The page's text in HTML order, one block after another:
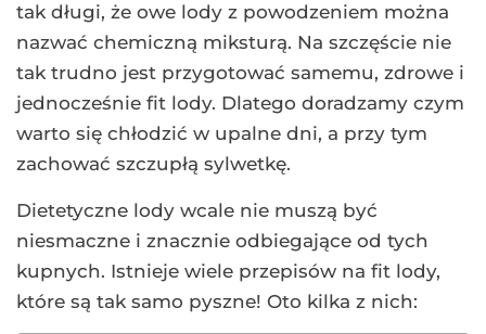
tak długi, że owe lody z powodzeniem można
nazwać chemiczną miksturą. Na szczęście nie
tak trudno jest przygotować samemu, zdrowe i
jednocześnie fit lody. Dlatego doradzamy czym
warto się chłodzić w upalne dni, a przy tym
zachować szczupłą sylwetkę.
Dietetyczne lody wcale nie muszą być
niesmaczne i znacznie odbiegające od tych
kupnych. Istnieje wiele przepisów na fit lody,
które są tak samo pyszne! Oto kilka z nich: